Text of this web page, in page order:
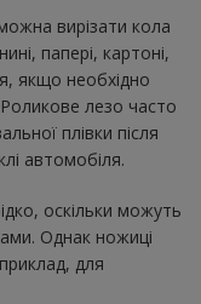
вирізати кола
папері, картоні,
якщо необхідно
Роликове лезо часто
плівки після
автомобіля.
оскільки можуть
Однак ножиці
для